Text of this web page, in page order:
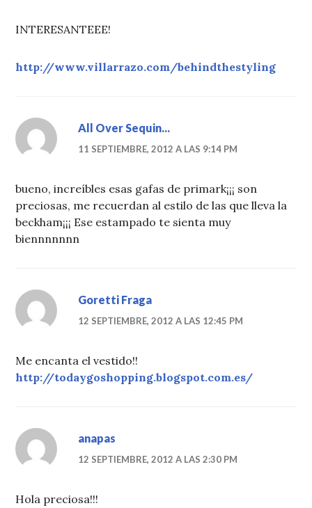
INTERESANTEEE!
http://www.villarrazo.com/behindthestyling
All Over Sequin...
11 SEPTIEMBRE, 2012 A LAS 9:14 PM
bueno, increíbles esas gafas de primark¡¡¡ son
preciosas, me recuerdan al estilo de las que lleva la
beckham¡¡¡ Ese estampado te sienta muy
biennnnnnn
Goretti Fraga
12 SEPTIEMBRE, 2012 A LAS 12:45 PM
Me encanta el vestido!!
http://todaygoshopping.blogspot.com.es/
anapas
12 SEPTIEMBRE, 2012 A LAS 2:30 PM
Hola preciosa!!!